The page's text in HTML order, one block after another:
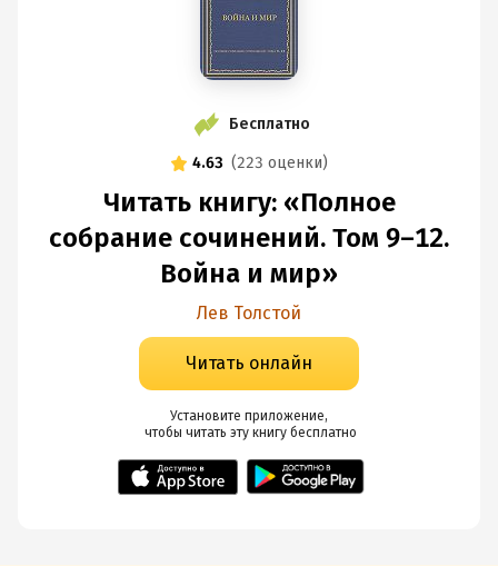
Бесплатно
4.63 (223 оценки)
Читать книгу: «Полное
собрание сочинений. Том 9–12.
Война и мир»
Лев Толстой
Читать онлайн
Установите приложение,
чтобы читать эту книгу бесплатно